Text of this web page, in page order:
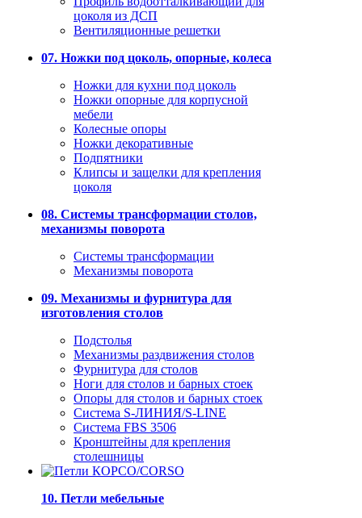
цоколя из ДСП
Вентиляционные решетки
07. Ножки под цоколь, опорные, колеса
Ножки для кухни под цоколь
Ножки опорные для корпусной
мебели
Колесные опоры
Ножки декоративные
Подпятники
Клипсы и защелки для крепления
цоколя
08. Системы трансформации столов,
механизмы поворота
Системы трансформации
Механизмы поворота
09. Механизмы и фурнитура для
изготовления столов
Подстолья
Механизмы раздвижения столов
Фурнитура для столов
Ноги для столов и барных стоек
Опоры для столов и барных стоек
Система S-ЛИНИЯ/S-LINE
Система FBS 3506
Кронштейны для крепления
столешницы
10. Петли мебельные